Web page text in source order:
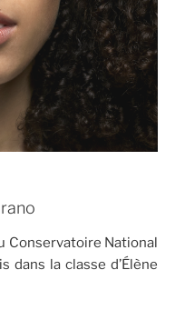
Conservatoire National
dans la classe d’Élène